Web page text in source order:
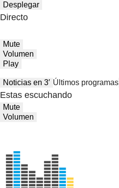
Desplegar
Directo
Mute
Volumen
Play
Noticias en 3′ Últimos programas
Estas escuchando
Mute
Volumen